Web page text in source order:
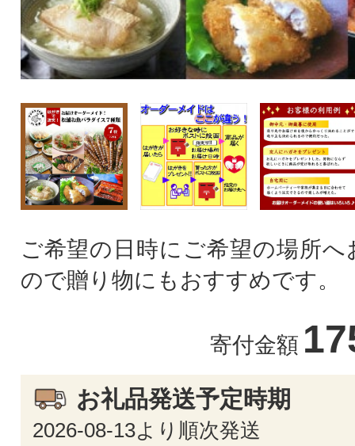
ご希望の日時にご希望の場所
ので贈り物にもおすすめです。
寄付金額
お礼品発送予定時期
2026-08-13より順次発送